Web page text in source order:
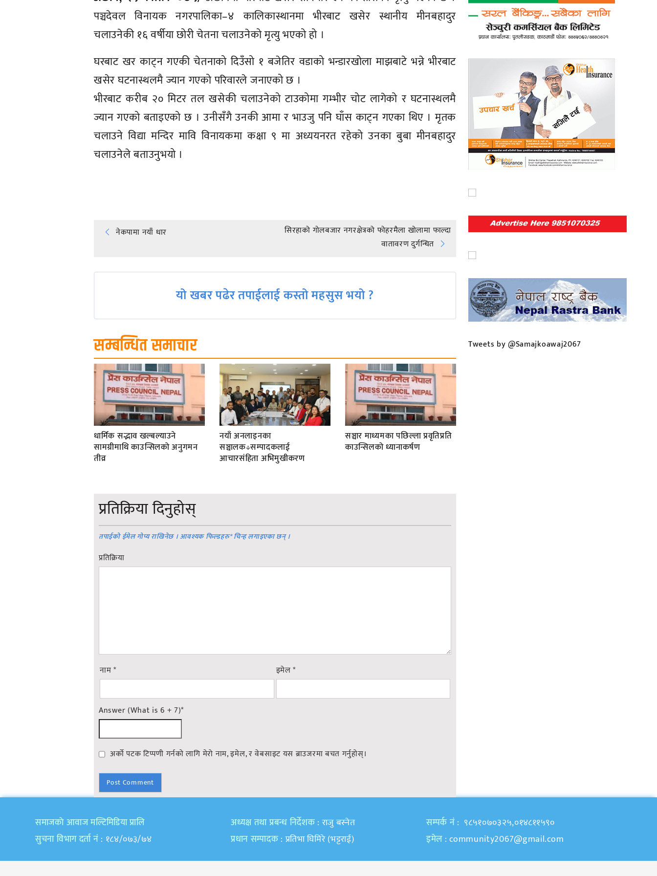
पञ्चदेवल विनायक नगरपालिका–४ कालिकास्थानमा भीरबाट खसेर स्थानीय मीनबहादुर
चलाउनेकी १६ वर्षीया छोरी चेतना चलाउनेको मृत्यु भएको हो ।
घरबाट खर काट्न गएकी चेतनाको दिउँसो १ बजेतिर वडाको भन्डारखोला माझबाटे भन्ने भीरबाट
खसेर घटनास्थलमै ज्यान गएको परिवारले जनाएको छ ।
भीरबाट करीब २० मिटर तल खसेकी चलाउनेको टाउकोमा गम्भीर चोट लागेको र घटनास्थलमै
ज्यान गएको बताइएको छ । उनीसँगै उनकी आमा र भाउजु पनि घाँस काट्न गएका थिए । मृतक
चलाउने विद्या मन्दिर मावि विनायकमा कक्षा ९ मा अध्ययनरत रहेको उनका बुबा मीनबहादुर
चलाउनेले बताउनुभयो ।
Post
navigation
नेकपामा नयाँ धार
सिरहाको गोलबजार नगरक्षेत्रको फोहरमैला खोलामा फाल्दा
वातावरण दुर्गन्धित
यो खबर पढेर तपाईलाई कस्तो महसुस भयो ?
सम्बन्धित समाचार
धार्मिक सद्भाव खल्बल्याउने
सामग्रीमाथि काउन्सिलको अनुगमन
तीव्र
नयाँ अनलाइनका
सञ्चालक÷सम्पादकलाई
आचारसंहिता अभिमुखीकरण
सञ्चार माध्यमका पछिल्ला प्रवृतिप्रति
काउन्सिलको ध्यानाकर्षण
प्रतिक्रिया दिनुहोस्
तपाईको ईमेल गोप्य राखिनेछ । आवश्यक फिल्डहरु*चिन्ह लगाइएका छन् ।
प्रतिक्रिया
नाम* इमेल*
Answer (What is 6 + 7)*
अर्को पटक टिप्पणी गर्नको लागि मेरो नाम, इमेल, र वेबसाइट यस ब्राउजरमा बचत गर्नुहोस्।
Tweets by @Samajkoawaj2067
समाजकाे आवाज मल्टिमिडिया प्रालि
सुचना विभाग दर्ता नं : १८४/०७३/७४
अध्यक्ष तथा प्रबन्ध निर्देशक : राजु बस्नेत
प्रधान सम्पादक : प्रतिभा घिमिरे (भट्टराई)
सम्पर्क नं : ९८५१०७०३२५,०१४८११५९०
इमेल :community2067@gmail.com